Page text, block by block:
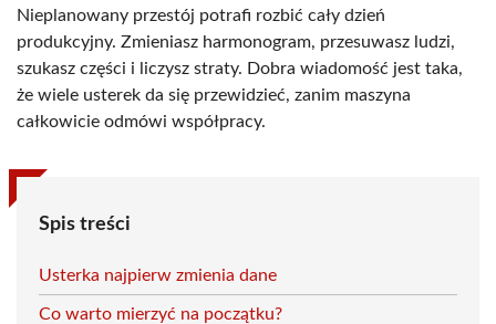
Nieplanowany przestój potrafi rozbić cały dzień
produkcyjny. Zmieniasz harmonogram, przesuwasz ludzi,
szukasz części i liczysz straty. Dobra wiadomość jest taka,
że wiele usterek da się przewidzieć, zanim maszyna
całkowicie odmówi współpracy.
Spis treści
Usterka najpierw zmienia dane
Co warto mierzyć na początku?